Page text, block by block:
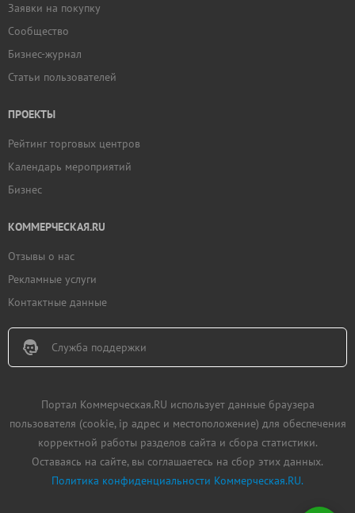
Добавить
Заявки на покупку
Сообщество
Бизнес-журнал
Статьи пользователей
ПРОЕКТЫ
Рейтинг торговых центров
Календарь мероприятий
Бизнес
КОММЕРЧЕСКАЯ.RU
Отзывы о нас
Рекламные услуги
Контактные данные
Служба поддержки
Портал Коммерческая.RU использует данные браузера
пользователя (cookie, ip адрес и местоположение) для обеспечения
корректной работы разделов сайта и сбора статистики.
Оставаясь на сайте, вы соглашаетесь на сбор этих данных.
Политика конфиденциальности Коммерческая.RU.